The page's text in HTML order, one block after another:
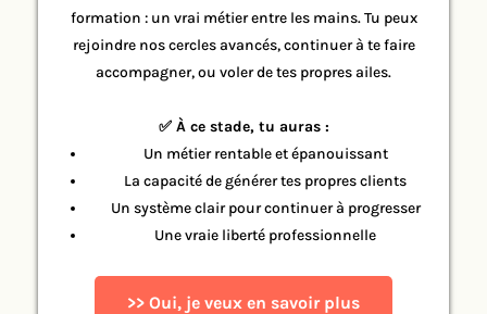
formation : un vrai métier entre les mains. Tu peux
rejoindre nos cercles avancés, continuer à te faire
accompagner, ou voler de tes propres ailes.
✅ À ce stade, tu auras :
Un métier rentable et épanouissant
La capacité de générer tes propres clients
Un système clair pour continuer à progresser
Une vraie liberté professionnelle
>> Oui, je veux en savoir plus